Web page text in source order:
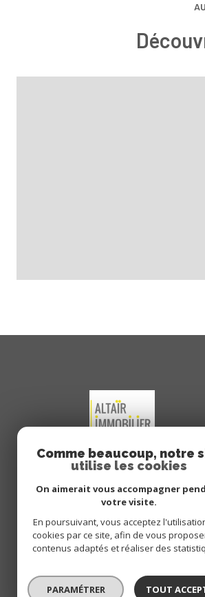
©
Comme beaucoup, notre
utilise les cookies
On aimerait vous accompagner
votre visite.
En poursuivant, vous acceptez
cookies par ce site, afin de vous
contenus adaptés et réaliser des
PARAMÉTRER TOUT